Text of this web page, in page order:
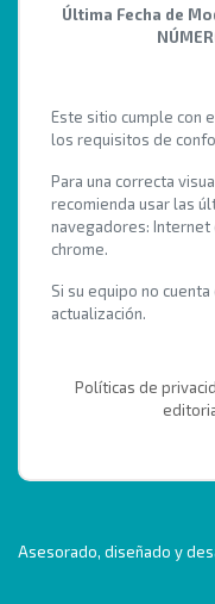
Última Fecha de
Este sitio cumple con
los requisitos de
Para una correcta
recomienda usar las
navegadores:
chrome.
Si su equipo no
actualización.
Políticas de
Asesorado, diseñado y